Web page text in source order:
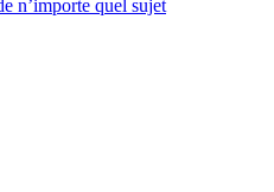
n’importe quel sujet